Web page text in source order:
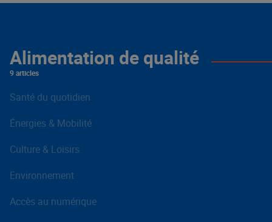
Alimentation de qualité
9 articles
Santé du quotidien
Énergies & Mobilité
Culture & Loisirs
Environnement
Accès au numérique